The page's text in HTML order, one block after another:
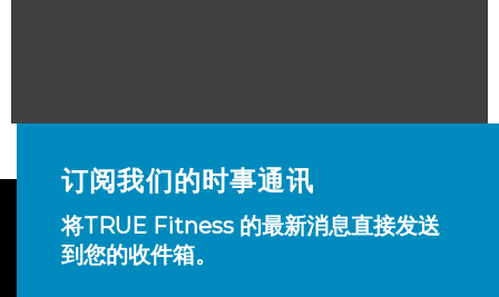
订阅我们的时事通讯
将TRUE Fitness 的最新消息直接发送
到您的收件箱。